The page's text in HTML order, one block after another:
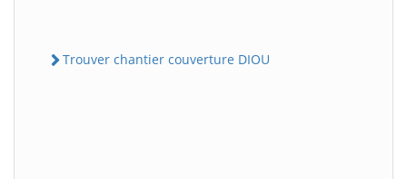
Trouver chantier couverture DIOU